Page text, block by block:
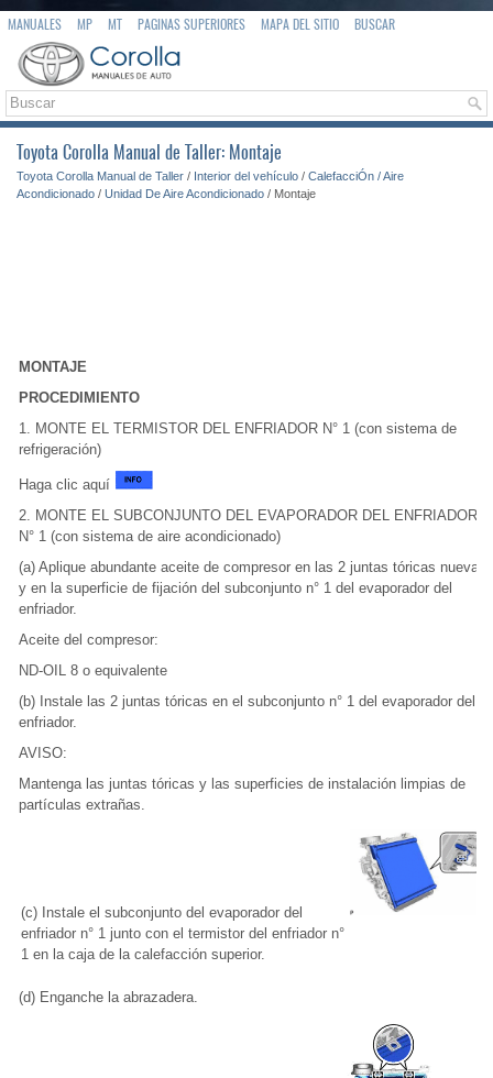
MANUALES MP MT PAGINAS SUPERIORES MAPA DEL SITIO BUSCAR
Toyota Corolla Manual de Taller: Montaje
Toyota Corolla Manual de Taller / Interior del vehículo / CalefacciÓn / Aire
Acondicionado / Unidad De Aire Acondicionado / Montaje
MONTAJE
PROCEDIMIENTO
1. MONTE EL TERMISTOR DEL ENFRIADOR N° 1 (con sistema de
refrigeración)
Haga clic aquí
2. MONTE EL SUBCONJUNTO DEL EVAPORADOR DEL ENFRIADOR
N° 1 (con sistema de aire acondicionado)
(a) Aplique abundante aceite de compresor en las 2 juntas tóricas nuevas
y en la superficie de fijación del subconjunto n° 1 del evaporador del
enfriador.
Aceite del compresor:
ND-OIL 8 o equivalente
(b) Instale las 2 juntas tóricas en el subconjunto n° 1 del evaporador del
enfriador.
AVISO:
Mantenga las juntas tóricas y las superficies de instalación limpias de
partículas extrañas.
(c) Instale el subconjunto del evaporador del
enfriador n° 1 junto con el termistor del enfriador n°
1 en la caja de la calefacción superior.
(d) Enganche la abrazadera.